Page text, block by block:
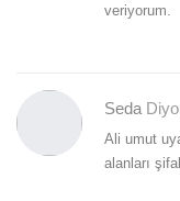
veriyorum.
Seda
Ali umut
alanları